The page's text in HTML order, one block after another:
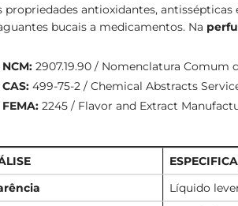
propriedades antioxidantes,
bucais a medicamentos. Na
NCM:2907.19.90 / Nomenclatura Comum
CAS:499-75-2 / Chemical Abstracts
FEMA:2245 / Flavor and Extract
Líquido